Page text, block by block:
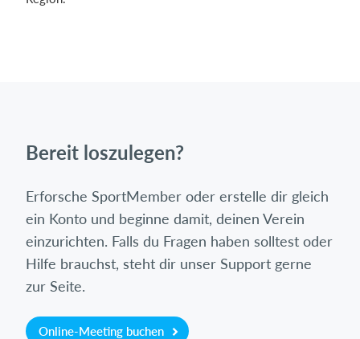
Bereit loszulegen?
Erforsche SportMember oder erstelle dir gleich
ein Konto und beginne damit, deinen Verein
einzurichten. Falls du Fragen haben solltest oder
Hilfe brauchst, steht dir unser Support gerne
zur Seite.
Online-Meeting buchen